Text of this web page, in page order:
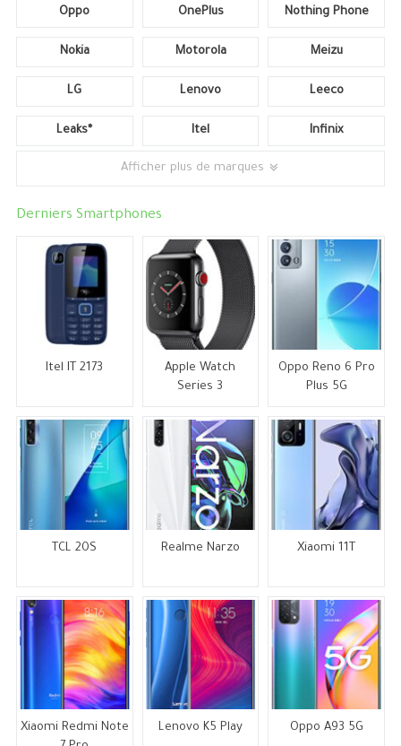
Oppo OnePlus Nothing Phone
Nokia Motorola Meizu
LG Lenovo Leeco
Leaks* Itel Infinix
Afficher plus de marques
Derniers Smartphones
Itel IT 2173
Apple Watch
Series 3
Oppo Reno 6 Pro
Plus 5G
TCL 20S Realme Narzo Xiaomi 11T
Xiaomi Redmi Note
Lenovo K5 Play Oppo A93 5G